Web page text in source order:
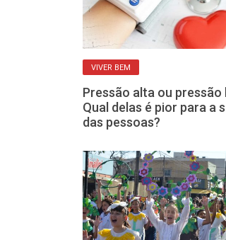
VIVER BEM
Pressão alta ou pressão
Qual delas é pior para a
das pessoas?